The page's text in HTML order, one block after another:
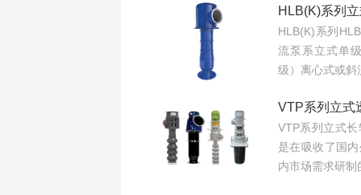
HLB(K)系列
HLB(K)系列
流泵系立式单
级）离心式或斜
VTP系列立式
VTP系列立式
是在吸收了国
内市场需求研